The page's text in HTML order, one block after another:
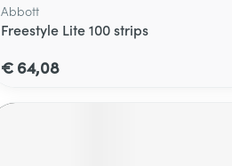
Abbott
Freestyle Lite 100 strips
€ 64,08